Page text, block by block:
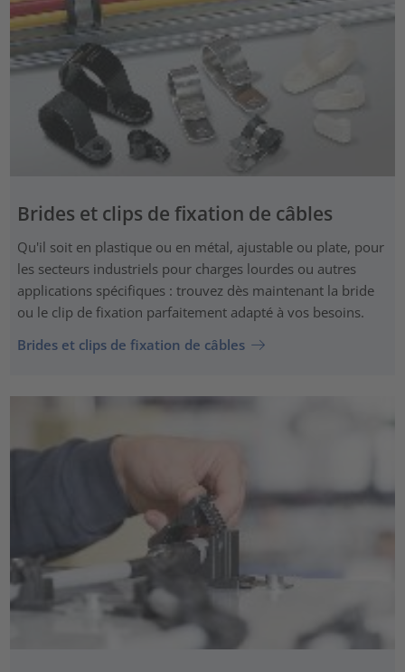
Brides et clips de fixation de câbles
Qu'il soit en plastique ou en métal, ajustable ou plate, pour
les secteurs industriels pour charges lourdes ou autres
applications spécifiques : trouvez dès maintenant la bride
ou le clip de fixation parfaitement adapté à vos besoins.
Brides et clips de fixation de câbles